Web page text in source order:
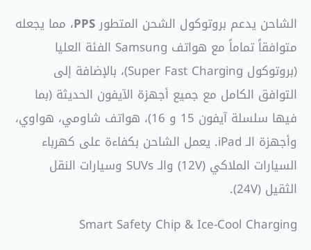
الشاحن يدعم بروتوكول الشحن المتطورPPS، مما يجعله
متوافقاً تماماً مع هواتف Samsung الفئة العليا
(بروتوكول Super Fast Charging)، بالإضافة إلى
التوافق الكامل مع جميع أجهزة الآيفون الحديثة (بما
فيها سلسلة آيفون 15 و 16)، هواتف شاومي، هواوي،
وأجهزة الـ iPad. يعمل الشاحن بكفاءة على كهرباء
السيارات الملاكي (12V) والـ SUVs وسيارات النقل
الثقيل (24V).
Smart Safety Chip & Ice-Cool Charging